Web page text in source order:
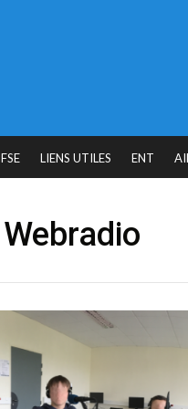
FSE LIENS UTILES ENT
Webradio